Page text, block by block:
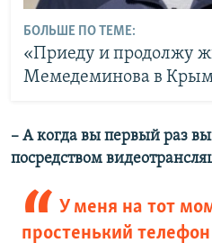
БОЛЬШЕ ПО ТЕМЕ:
«Приеду и продолжу
Мемедеминова в
– А когда вы первый раз
посредством
У меня на тот
простенький